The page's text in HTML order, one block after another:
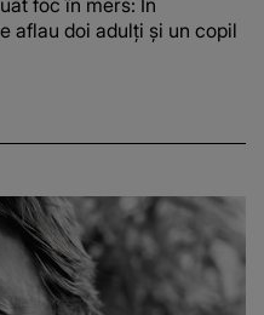
foc în mers: În
aflau doi adulți și un copil